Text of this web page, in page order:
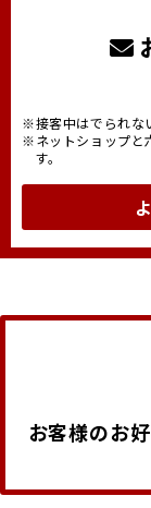
※接客中はでられな
※ネットショップと
す。
お客様のお